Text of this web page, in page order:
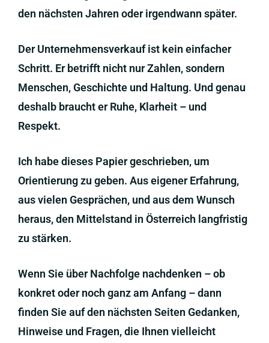
den nächsten Jahren oder irgendwann später.
Der Unternehmensverkauf ist kein einfacher
Schritt. Er betrifft nicht nur Zahlen, sondern
Menschen, Geschichte und Haltung. Und genau
deshalb braucht er Ruhe, Klarheit – und
Respekt.
Ich habe dieses Papier geschrieben, um
Orientierung zu geben. Aus eigener Erfahrung,
aus vielen Gesprächen, und aus dem Wunsch
heraus, den Mittelstand in Österreich langfristig
zu stärken.
Wenn Sie über Nachfolge nachdenken – ob
konkret oder noch ganz am Anfang – dann
finden Sie auf den nächsten Seiten Gedanken,
Hinweise und Fragen, die Ihnen vielleicht